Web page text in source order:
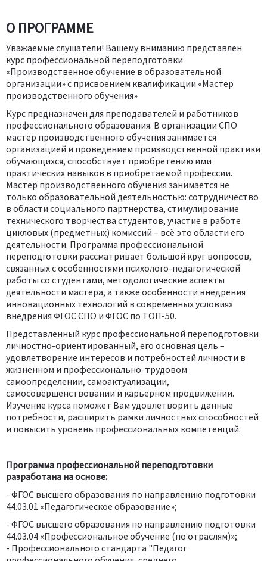
О ПРОГРАММЕ
Уважаемые слушатели! Вашему вниманию представлен
курс профессиональной переподготовки
«Производственное обучение в образовательной
организации» с присвоением квалификации «Мастер
производственного обучения»
Курс предназначен для преподавателей и работников
профессионального образования. В организации СПО
мастер производственного обучения занимается
организацией и проведением производственной практики
обучающихся, способствует приобретению ими
практических навыков в приобретаемой профессии.
Мастер производственного обучения занимается не
только образовательной деятельностью: сотрудничество
в области социального партнерства, стимулирование
технического творчества студентов, участие в работе
цикловых (предметных) комиссий – всё это области его
деятельности. Программа профессиональной
переподготовки рассматривает большой круг вопросов,
связанных с особенностями психолого-педагогической
работы со студентами, методологические аспекты
деятельности мастера, а также особенности внедрения
инновационных технологий в современных условиях
внедрения ФГОС СПО и ФГОС по ТОП-50.
Представленный курс профессиональной переподготовки
личностно-ориентированный, его основная цель –
удовлетворение интересов и потребностей личности в
жизненном и профессионально-трудовом
самоопределении, самоактуализации,
самосовершенствовании и карьерном продвижении.
Изучение курса поможет Вам удовлетворить данные
потребности, расширить рамки личностных способностей
и повысить уровень профессиональных компетенций.
Программа профессиональной переподготовки
разработана на основе:
- ФГОС высшего образования по направлению подготовки
44.03.01 «Педагогическое образование»;
- ФГОС высшего образования по направлению подготовки
44.03.04 «Профессиональное обучение (по отраслям)»;
- Профессионального стандарта "Педагог